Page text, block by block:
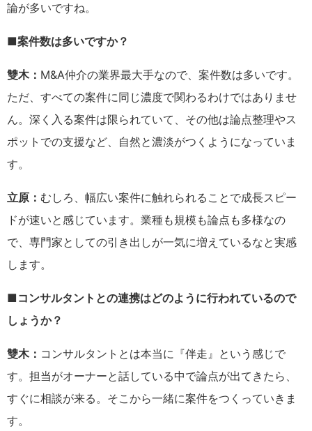
論が多いですね。
■案件数は多いですか？
雙木： M&A仲介の業界最大手なので、案件数は多いです。
ただ、すべての案件に同じ濃度で関わるわけではありませ
ん。深く入る案件は限られていて、その他は論点整理やス
ポットでの支援など、自然と濃淡がつくようになっていま
す。
立原： むしろ、幅広い案件に触れられることで成長スピー
ドが速いと感じています。業種も規模も論点も多様なの
で、専門家としての引き出しが一気に増えているなと実感
します。
■コンサルタントとの連携はどのように行われているので
しょうか？
雙木： コンサルタントとは本当に『伴走』という感じで
す。担当がオーナーと話している中で論点が出てきたら、
すぐに相談が来る。そこから一緒に案件をつくっていきま
す。